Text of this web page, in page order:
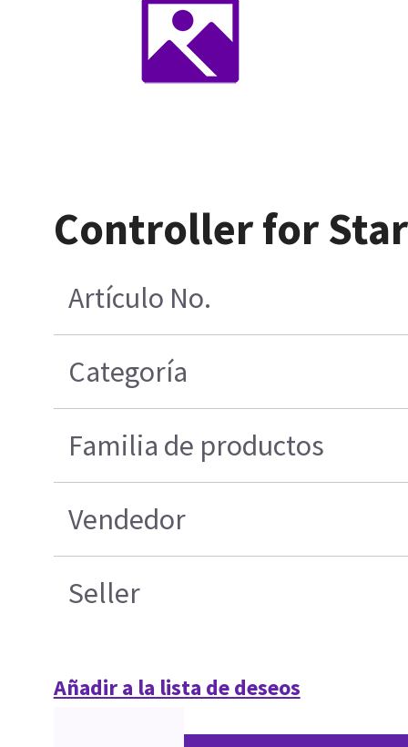
Controller for
Artículo No.
Categoría
Familia de productos
Vendedor
Seller
Añadir a la lista de deseos